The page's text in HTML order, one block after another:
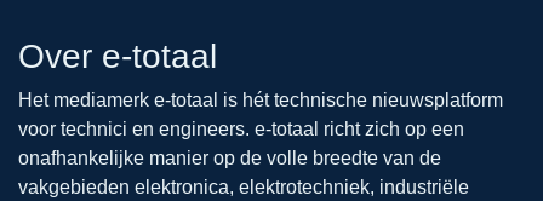
Over e-totaal
Het mediamerk e-totaal is hét technische nieuwsplatform
voor technici en engineers. e-totaal richt zich op een
onafhankelijke manier op de volle breedte van de
vakgebieden elektronica, elektrotechniek, industriële